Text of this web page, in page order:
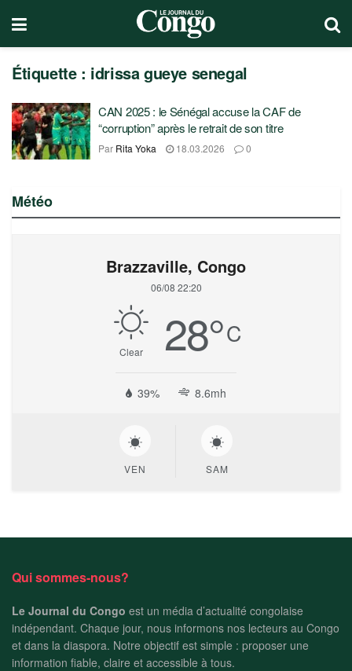
Étiquette : idrissa gueye senegal
CAN 2025 : le Sénégal accuse la CAF de
“corruption” après le retrait de son titre
Par Rita Yoka 18.03.2026 0
Météo
Brazzaville, Congo
06/08 22:20
Clear 28°C
39% 8.6mh
VEN SAM
Qui sommes-nous?
Le Journal du Congo est un média d’actualité congolaise
indépendant. Chaque jour, nous informons nos lecteurs au Congo
et dans la diaspora. Notre objectif est simple : proposer une
information fiable, claire et accessible à tous.